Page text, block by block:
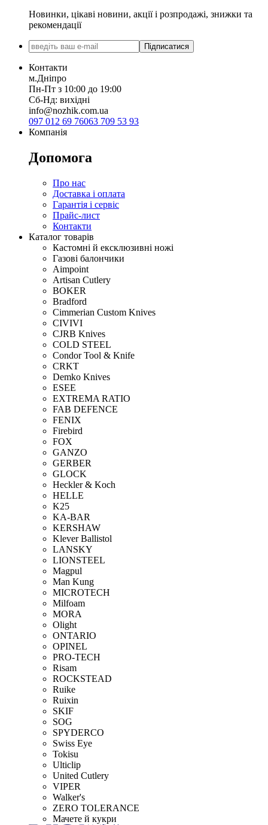
Новинки, цікаві новини, акції і розпродажі, знижки та
рекомендації
Підписатися
Контакти
м.Дніпро
Пн-Пт з 10:00 до 19:00
Сб-Нд: вихідні
info@nozhik.com.ua
097 012 69 76063 709 53 93
Компанія
Допомога
Про нас
Доставка і оплата
Гарантія і сервіс
Прайс-лист
Контакти
Каталог товарів
Кастомні й ексклюзивні ножі
Газові балончики
Aimpoint
Artisan Cutlery
BOKER
Bradford
Cimmerian Custom Knives
CIVIVI
CJRB Knives
COLD STEEL
Condor Tool & Knife
CRKT
Demko Knives
ESEE
EXTREMA RATIO
FAB DEFENCE
FENIX
Firebird
FOX
GANZO
GERBER
GLOCK
Heckler & Koch
HELLE
K25
KA-BAR
KERSHAW
Klever Ballistol
LANSKY
LIONSTEEL
Magpul
Man Kung
MICROTECH
Milfoam
MORA
Olight
ONTARIO
OPINEL
PRO-TECH
Risam
ROCKSTEAD
Ruike
Ruixin
SKIF
SOG
SPYDERCO
Swiss Eye
Tokisu
Ulticlip
United Cutlery
VIPER
Walker's
ZERO TOLERANCE
Мачете й кукри